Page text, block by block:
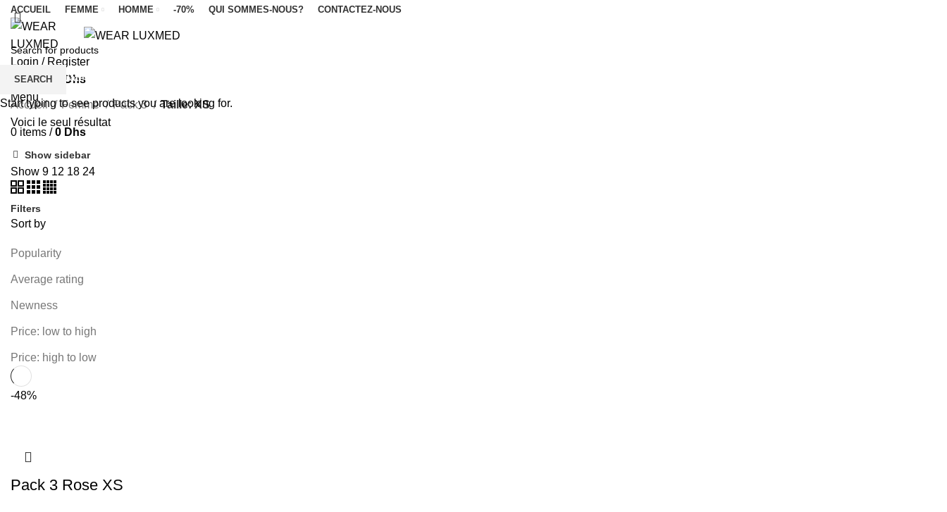
ACCUEIL FEMME HOMME -70% QUI SOMMES-NOUS? CONTACTEZ-NOUS
Login / Register
0items /
Dhs
Menu
0 items / 0 Dhs
Categories
Accueil Femme Pack 3
Taille: XS
Voici le seul résultat
Show sidebar
Show 9 12 18 24
Filters
Sort by
Popularity
Average rating
Newness
Price: low to high
Price: high to low
-48%
Pack 3 Rose XS
SEARCH
Start typing to see products you are looking for.